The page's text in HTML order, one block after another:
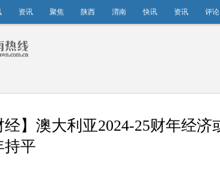
资讯 聚焦 陕西 渭南 快讯 资讯 评论
经】澳大利亚2024-25财年经济
持平